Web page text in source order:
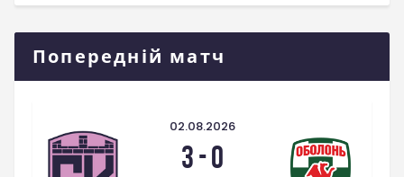
Попередній матч
02.08.2026
3-0